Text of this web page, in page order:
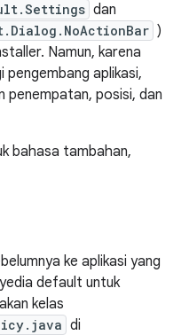
dan
)
Namun, karena
aplikasi,
penempatan, posisi, dan
bahasa tambahan,
ke aplikasi yang
default untuk
kelas
di